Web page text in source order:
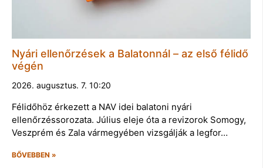
Nyári ellenőrzések a Balatonnál – az első félidő
végén
2026. augusztus. 7. 10:20
Félidőhöz érkezett a NAV idei balatoni nyári
ellenőrzéssorozata. Július eleje óta a revizorok Somogy,
Veszprém és Zala vármegyében vizsgálják a legfor…
BŐVEBBEN »